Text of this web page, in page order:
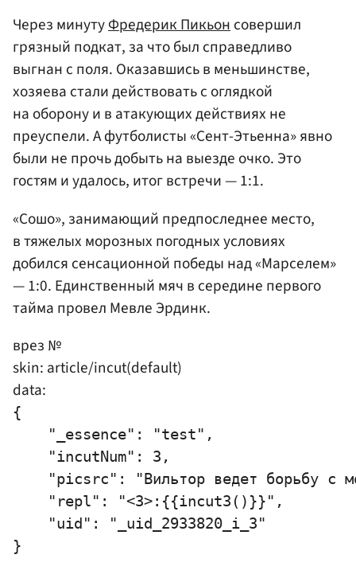
Через минутуФредерик Пикьонсовершил
грязный подкат, за что был справедливо
выгнан с поля. Оказавшись в меньшинстве,
хозяева стали действовать с оглядкой
на оборону и в атакующих действиях не
преуспели. А футболисты «Сент-Этьенна» явно
были не прочь добыть на выезде очко. Это
гостям и удалось, итог встречи — 1:1.
«Сошо», занимающий предпоследнее место,
в тяжелых морозных погодных условиях
добился сенсационной победы над «Марселем»
— 1:0. Единственный мяч в середине первого
тайма провел Мевле Эрдинк.
врез №
skin: article/incut(default)
data:
{
    "_essence": "test",
    "incutNum": 3,
"picsrc": "Вильтор ведет борьбу с
    "repl": "<3>:{{incut3()}}",
    "uid": "_uid_2933820_i_3"